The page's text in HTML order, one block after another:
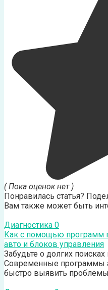
( Пока оценок нет )
Понравилась статья?
Вам также может быть
Диагностика 0
Как с помощью программ
авто и блоков управления
Забудьте о долгих
Современные программы
быстро выявить проблемы